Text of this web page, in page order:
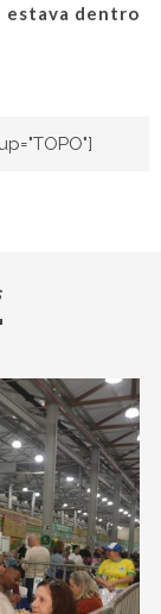
estava dentro